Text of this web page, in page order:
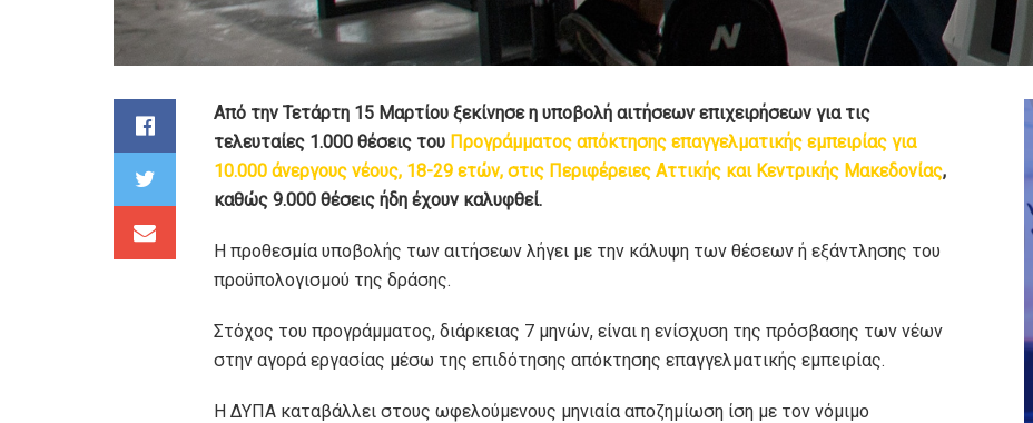
Από την Τετάρτη 15 Μαρτίου ξεκίνησε η υποβολή αιτήσεων επιχειρήσεων για τις
τελευταίες 1.000 θέσεις του Προγράμματος απόκτησης επαγγελματικής εμπειρίας για
10.000 άνεργους νέους, 18-29 ετών, στις Περιφέρειες Αττικής και Κεντρικής Μακεδονίας,
καθώς 9.000 θέσεις ήδη έχουν καλυφθεί.
Η προθεσμία υποβολής των αιτήσεων λήγει με την κάλυψη των θέσεων ή εξάντλησης του
προϋπολογισμού της δράσης.
Στόχος του προγράμματος, διάρκειας 7 μηνών, είναι η ενίσχυση της πρόσβασης των νέων
στην αγορά εργασίας μέσω της επιδότησης απόκτησης επαγγελματικής εμπειρίας.
Η ΔΥΠΑ καταβάλλει στους ωφελούμενους μηνιαία αποζημίωση ίση με τον νόμιμο